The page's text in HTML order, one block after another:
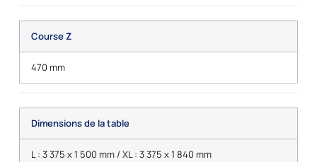
Course Z
470 mm
Dimensions de la table
L : 3 375 x 1 500 mm / XL : 3 375 x 1 840 mm